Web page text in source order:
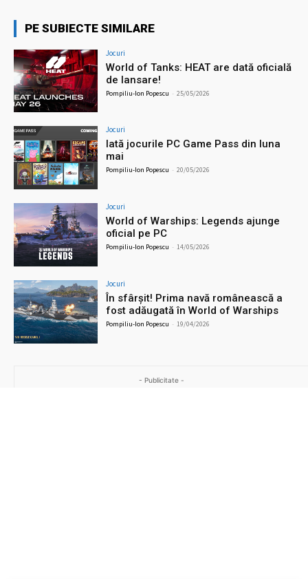
PE SUBIECTE SIMILARE
Jocuri
World of Tanks: HEAT are dată oficială
de lansare!
Pompiliu-Ion Popescu - 25/05/2026
Jocuri
Iată jocurile PC Game Pass din luna
mai
Pompiliu-Ion Popescu - 20/05/2026
Jocuri
World of Warships: Legends ajunge
oficial pe PC
Pompiliu-Ion Popescu - 14/05/2026
Jocuri
În sfârșit! Prima navă românească a
fost adăugată în World of Warships
Pompiliu-Ion Popescu - 19/04/2026
- Publicitate -